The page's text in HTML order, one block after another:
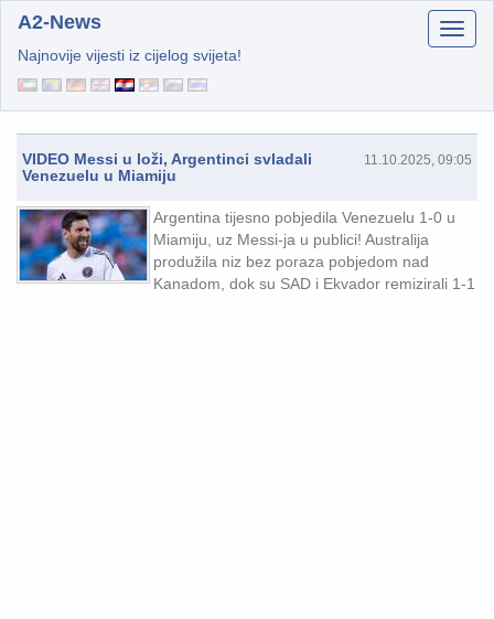
A2-News
Najnovije vijesti iz cijelog svijeta!
11.10.2025, 09:05
VIDEO Messi u loži, Argentinci svladali
Venezuelu u Miamiju
Argentina tijesno pobjedila Venezuelu 1-0 u
Miamiju, uz Messi-ja u publici! Australija
produžila niz bez poraza pobjedom nad
Kanadom, dok su SAD i Ekvador remizirali 1-1